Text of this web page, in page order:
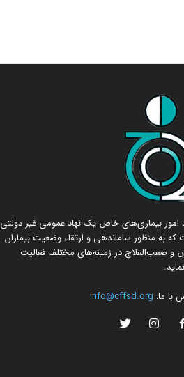
امور بیماری‌های خاص یک نهاد عمومی غیر دولتی
که به منظور ساماندهی و ارتقاء وضعیت بیماران
و صعب‌العلاج در زمینه‌های مختلف فعالیت
با ما: info@cffsd.org